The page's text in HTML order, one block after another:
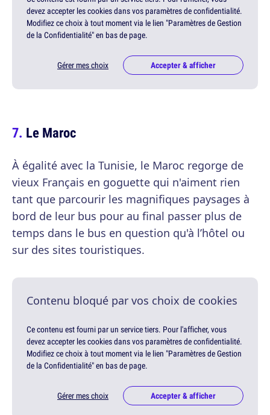
devez accepter les cookies dans vos paramètres de confidentialité.
Modifiez ce choix à tout moment via le lien "Paramètres de Gestion
de la Confidentialité" en bas de page.
Gérer mes choix Accepter & afficher
Le Maroc
À égalité avec la Tunisie, le Maroc regorge de
vieux Français en goguette qui n'aiment rien
tant que parcourir les magnifiques paysages à
bord de leur bus pour au final passer plus de
temps dans le bus en question qu'à l’hôtel ou
sur des sites touristiques.
Contenu bloqué par vos choix de cookies
Ce contenu est fourni par un service tiers. Pour l'afficher, vous
devez accepter les cookies dans vos paramètres de confidentialité.
Modifiez ce choix à tout moment via le lien "Paramètres de Gestion
de la Confidentialité" en bas de page.
Gérer mes choix Accepter & afficher